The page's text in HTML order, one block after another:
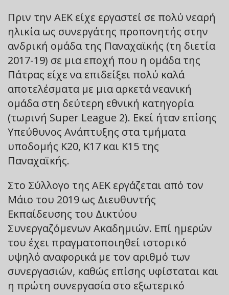
Πριν την ΑΕΚ είχε εργαστεί σε πολύ νεαρή
ηλικία ως συνεργάτης προπονητής στην
ανδρική ομάδα της Παναχαϊκής (τη διετία
2017-19) σε μια εποχή που η ομάδα της
Πάτρας είχε να επιδείξει πολύ καλά
αποτελέσματα με μια αρκετά νεανική
ομάδα στη δεύτερη εθνική κατηγορία
(τωρινή Super League 2). Εκεί ήταν επίσης
Υπεύθυνος Ανάπτυξης στα τμήματα
υποδομής Κ20, Κ17 και Κ15 της
Παναχαϊκής.
Στο Σύλλογο της ΑΕΚ εργάζεται από τον
Μάιο του 2019 ως Διευθυντής
Εκπαίδευσης του Δικτύου
Συνεργαζόμενων Ακαδημιών. Επί ημερών
του έχει πραγματοποιηθεί ιστορικό
υψηλό αναφορικά με τον αριθμό των
συνεργασιών, καθώς επίσης υφίσταται και
η πρώτη συνεργασία στο εξωτερικό